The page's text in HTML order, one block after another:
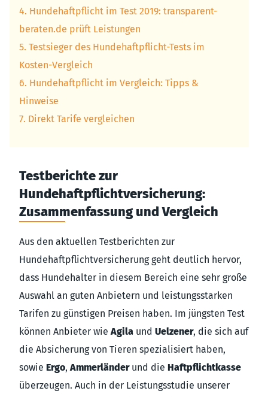
4. Hundehaftpflicht im Test 2019: transparent-
beraten.de prüft Leistungen
5. Testsieger des Hundehaftpflicht-Tests im
Kosten-Vergleich
6. Hundehaftpflicht im Vergleich: Tipps &
Hinweise
7. Direkt Tarife vergleichen
Testberichte zur
Hundehaftpflichtversicherung:
Zusammenfassung und Vergleich
Aus den aktuellen Testberichten zur
Hundehaftpflichtversicherung geht deutlich hervor,
dass Hundehalter in diesem Bereich eine sehr große
Auswahl an guten Anbietern und leistungsstarken
Tarifen zu günstigen Preisen haben. Im jüngsten Test
können Anbieter wieAgila und Uelzener, die sich auf
die Absicherung von Tieren spezialisiert haben,
sowie Ergo,Ammerländerund die Haftpflichtkasse
überzeugen. Auch in der Leistungsstudie unserer